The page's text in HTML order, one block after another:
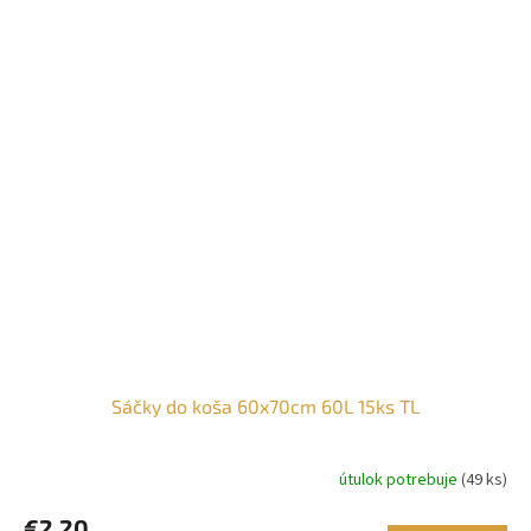
Sáčky do koša 60x70cm 60L 15ks TL
útulok potrebuje (49 ks)